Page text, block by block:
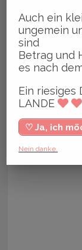
Auch ein
ungemein
sind
Betrag und
es nach
Ein riesiges
LANDE
♡ Ja, ich
Nein danke.